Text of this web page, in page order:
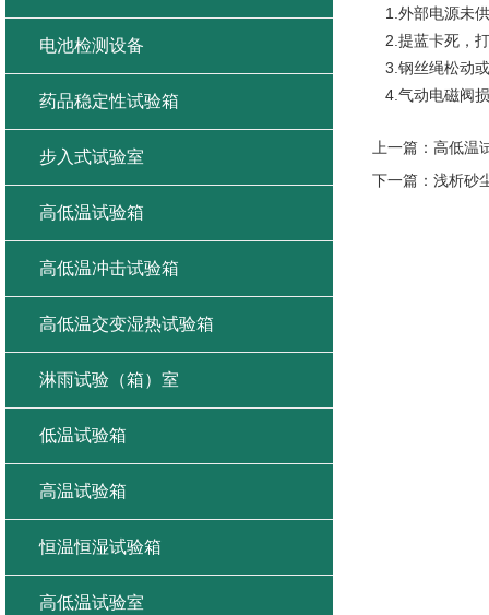
1.外部电源未
2.提蓝卡死，
3.钢丝绳松动
4.气动电磁阀
上一篇： 高低温
下一篇： 浅析砂
电池检测设备
药品稳定性试验箱
步入式试验室
高低温试验箱
高低温冲击试验箱
高低温交变湿热试验箱
淋雨试验（箱）室
低温试验箱
高温试验箱
恒温恒湿试验箱
高低温试验室